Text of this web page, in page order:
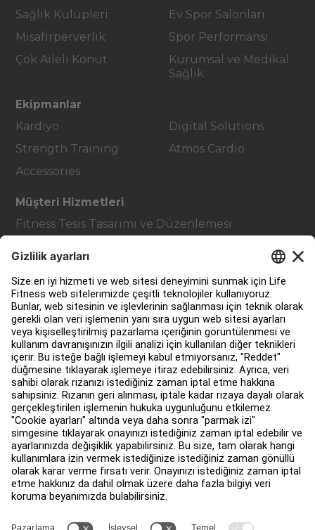
Sağlık Kulüpleri
Misafirperverlik
Çok Aileli Konut
Ev Spor Salonları
Spor Performansı
Kurumsal ve Medikal
Sağlık
Ekipmanlar
Kardiyo
Strength Training
Accessories
Digital Solutions
Atmos Cardio
Müşteri Hizmetleri
Fitness Tesis Tasarımı ve Düzenlemesi
Hakkında
Bir Distribütör Bul
Mağaza bul
Yasal
Erişilebilirlik
Facility Connect'ya giriş yap